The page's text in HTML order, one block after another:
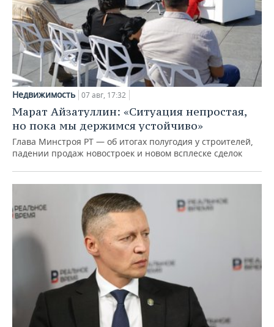
Недвижимость 07 авг, 17:32
Марат Айзатуллин: «Ситуация непростая,
но пока мы держимся устойчиво»
Глава Минстроя РТ — об итогах полугодия у строителей,
падении продаж новостроек и новом всплеске сделок